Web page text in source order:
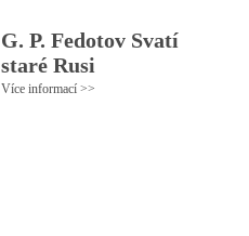
G. P. Fedotov Svatí
staré Rusi
Více informací >>